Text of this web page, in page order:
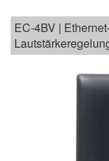
EC-4BV |